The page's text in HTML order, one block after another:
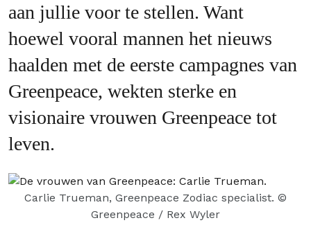
aan jullie voor te stellen. Want
hoewel vooral mannen het nieuws
haalden met de eerste campagnes van
Greenpeace, wekten sterke en
visionaire vrouwen Greenpeace tot
leven.
Carlie Trueman, Greenpeace Zodiac specialist. ©
Greenpeace / Rex Wyler